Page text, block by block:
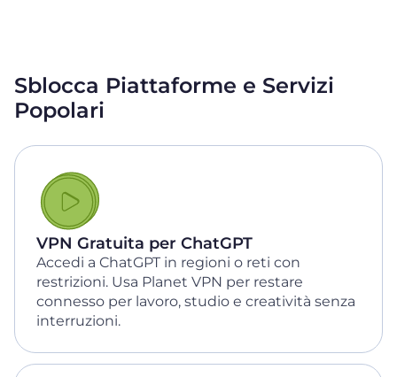
Sblocca Piattaforme e Servizi
Popolari
VPN Gratuita per ChatGPT
Accedi a ChatGPT in regioni o reti con
restrizioni. Usa Planet VPN per restare
connesso per lavoro, studio e creatività senza
interruzioni.